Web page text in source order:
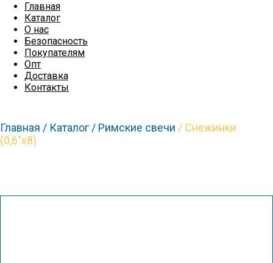
Главная
Каталог
О нас
Безопасность
Покупателям
Опт
Доставка
Контакты
Главная / Каталог / Римские свечи / Снежинки
(0,6″х8)